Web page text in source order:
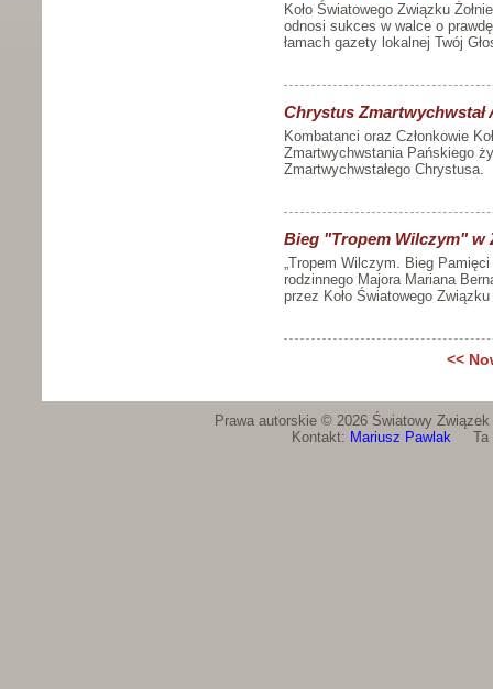
Koło Światowego Związku
odnosi sukces w walce o
łamach gazety lokalnej Twój
Chrystus Zmartwychwstał
Kombatanci oraz Członkowie
Zmartwychwstania Pańskiego
Zmartwychwstałego Chrystusa.
Bieg "Tropem Wilczym" w
„Tropem Wilczym. Bieg
rodzinnego Majora Mariana
przez Koło Światowego
<<
Prawa autorskie © 2026 Światowy
Kontakt: Mariusz PawlakTa